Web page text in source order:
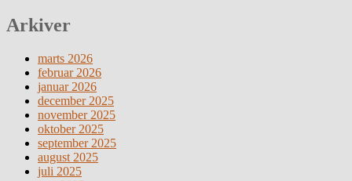
Arkiver
marts 2026
februar 2026
januar 2026
december 2025
november 2025
oktober 2025
september 2025
august 2025
juli 2025